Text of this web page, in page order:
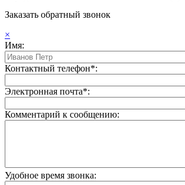
Заказать обратный звонок
×
Имя:
Контактный телефон*:
Электронная почта*:
Комментарий к сообщению:
Удобное время звонка: